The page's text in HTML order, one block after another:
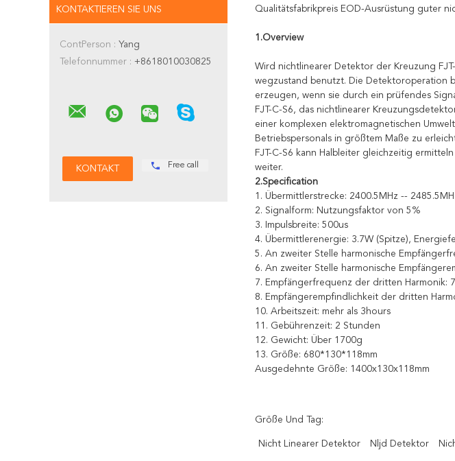
KONTAKTIEREN SIE UNS
ContPerson : Yang
Telefonnummer : +8618010030825
Free call
Qualitätsfabrikpreis EOD-Ausrüstung guter
1.Overview
Wird nichtlinearer Detektor der Kreuzung
wegzustand benutzt. Die Detektoroperation
erzeugen, wenn sie durch ein prüfendes
FJT-C-S6, das nichtlinearer
einer komplexen elektromagnetischen
Betriebspersonals in größtem Maße zu
FJT-C-S6 kann Halbleiter gleichzeitig
weiter.
2.Specification
1. Übermittlerstrecke: 2400.5MHz --
2. Signalform: Nutzungsfaktor von 5%
3. Impulsbreite: 500us
4. Übermittlerenergie: 3.7W (Spitze),
5. An zweiter Stelle harmonische
6. An zweiter Stelle harmonische
7. Empfängerfrequenz der dritten Harmonik:
8. Empfängerempfindlichkeit der dritten
10. Arbeitszeit: mehr als 3hours
11. Gebührenzeit: 2 Stunden
12. Gewicht: Über 1700g
13. Größe: 680*130*118mm
Ausgedehnte Größe: 1400x130x118mm
Größe Und Tag:
Nicht Linearer Detektor Nljd Detektor